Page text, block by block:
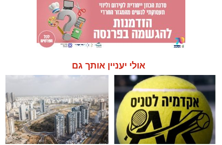
אולי יעניין אותך גם